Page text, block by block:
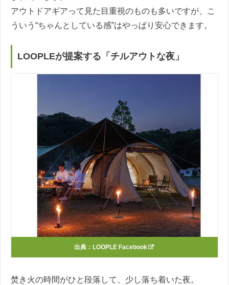
アウトドアギアって見た目重視のものも多いですが、こ
ういう“ちゃんとしている感”はやっぱり安心できます。
LOOPLEが提案する「チルアウトな夜」
出典： LOOPLE Facebook
焚き火の時間がひと段落して、少し落ち着いた夜。